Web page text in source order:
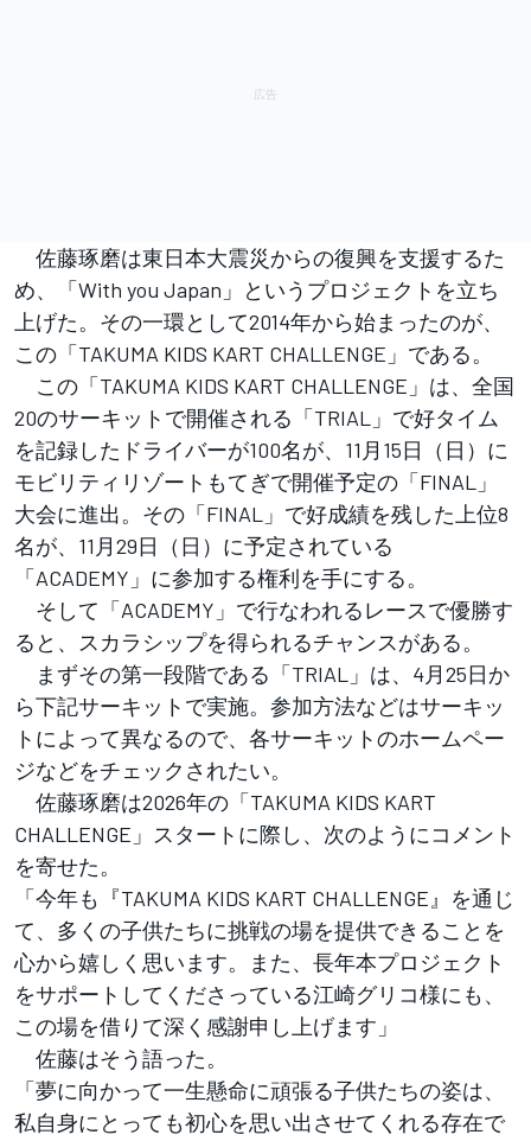
佐藤琢磨は東日本大震災からの復興を支援するた
め、「With you Japan」というプロジェクトを立ち
上げた。その一環として2014年から始まったのが、
この「TAKUMA KIDS KART CHALLENGE」である。
この「TAKUMA KIDS KART CHALLENGE」は、全国
20のサーキットで開催される「TRIAL」で好タイム
を記録したドライバーが100名が、11月15日（日）に
モビリティリゾートもてぎで開催予定の「FINAL」
大会に進出。その「FINAL」で好成績を残した上位8
名が、11月29日（日）に予定されている
「ACADEMY」に参加する権利を手にする。
そして「ACADEMY」で行なわれるレースで優勝す
ると、スカラシップを得られるチャンスがある。
まずその第一段階である「TRIAL」は、4月25日か
ら下記サーキットで実施。参加方法などはサーキッ
トによって異なるので、各サーキットのホームペー
ジなどをチェックされたい。
佐藤琢磨は2026年の「TAKUMA KIDS KART
CHALLENGE」スタートに際し、次のようにコメント
を寄せた。
「今年も『TAKUMA KIDS KART CHALLENGE』を通じ
て、多くの子供たちに挑戦の場を提供できることを
心から嬉しく思います。また、長年本プロジェクト
をサポートしてくださっている江崎グリコ様にも、
この場を借りて深く感謝申し上げます」
佐藤はそう語った。
「夢に向かって一生懸命に頑張る子供たちの姿は、
私自身にとっても初心を思い出させてくれる存在で